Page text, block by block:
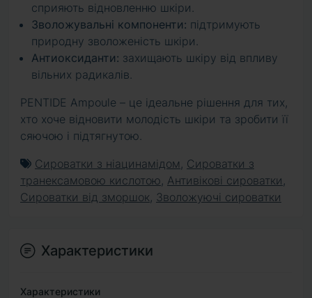
сприяють відновленню шкіри.
Зволожувальні компоненти: підтримують
природну зволоженість шкіри.
Антиоксиданти: захищають шкіру від впливу
вільних радикалів.
PENTIDE Ampoule – це ідеальне рішення для тих,
хто хоче відновити молодість шкіри та зробити її
сяючою і підтягнутою.
Сироватки з ніацинамідом , Сироватки з
транексамовою кислотою, Антивікові сироватки ,
Сироватки від зморшок, Зволожуючі сироватки
Характеристики
Характеристики